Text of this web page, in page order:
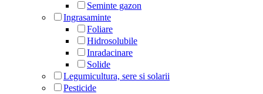
Seminte gazon
Ingrasaminte
Foliare
Hidrosolubile
Inradacinare
Solide
Legumicultura, sere si solarii
Pesticide